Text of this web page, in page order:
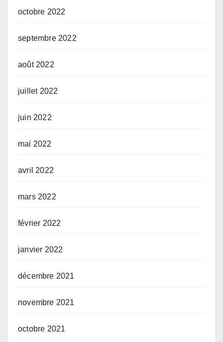
octobre 2022
septembre 2022
août 2022
juillet 2022
juin 2022
mai 2022
avril 2022
mars 2022
février 2022
janvier 2022
décembre 2021
novembre 2021
octobre 2021